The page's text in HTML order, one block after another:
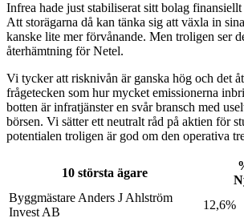
Infrea hade just stabiliserat sitt bolag
Att storägarna då kan tänka sig att växla in
kanske lite mer förvånande. Men troligen ser
återhämtning för Netel.
Vi tycker att risknivån är ganska hög och det
frågetecken som hur mycket emissionerna
botten är infratjänster en svår bransch med
börsen. Vi sätter ett neutralt råd på aktien för
potentialen troligen är god om den operativa
10 största ägare
Byggmästare Anders J Ahlström
Invest AB
12,6%